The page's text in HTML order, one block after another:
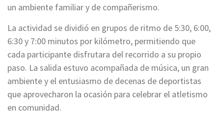
un ambiente familiar y de compañerismo.
La actividad se dividió en grupos de ritmo de 5:30, 6:00,
6:30 y 7:00 minutos por kilómetro, permitiendo que
cada participante disfrutara del recorrido a su propio
paso. La salida estuvo acompañada de música, un gran
ambiente y el entusiasmo de decenas de deportistas
que aprovecharon la ocasión para celebrar el atletismo
en comunidad.